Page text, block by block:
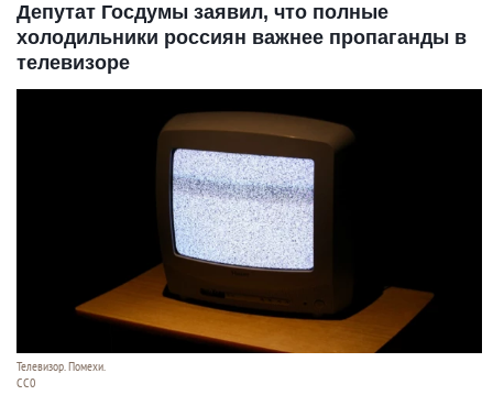
Депутат Госдумы заявил, что полные
холодильники россиян важнее пропаганды в
телевизоре
Телевизор. Помехи.
CC0